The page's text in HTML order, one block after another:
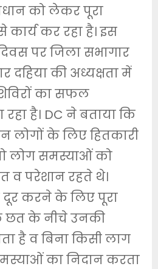
को लेकर पूरा
कार्य कर रहा है। इस
पर जिला सभागार
दहिया की अध्यक्षता में
का सफल
है। DC ने बताया कि
लोगों के लिए हितकारी
लोग समस्याओं को
व परेशान रहते थे।
करने के लिए पूरा
छत के नीचे उनकी
है व बिना किसी लाग
का निदान करता